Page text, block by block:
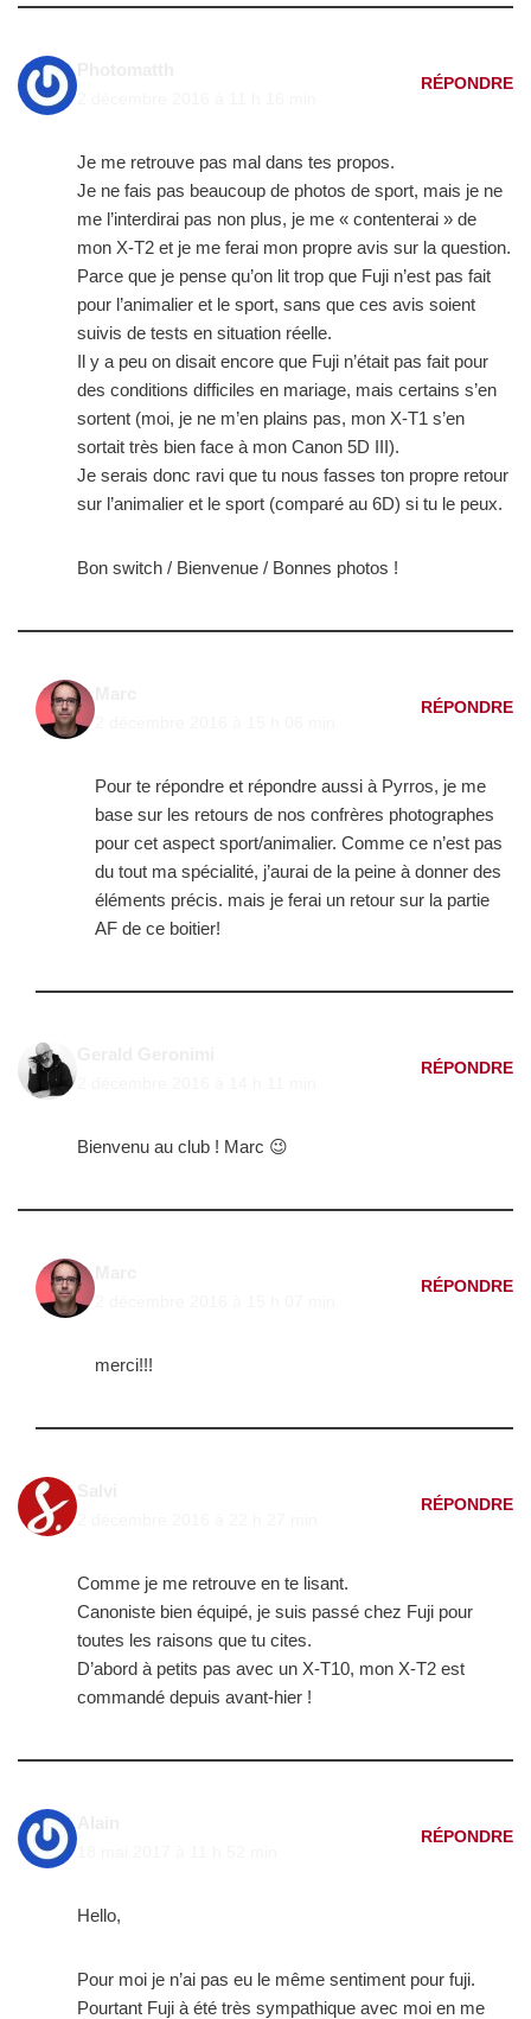
RÉPONDRE
Je me retrouve pas mal dans tes propos.
Je ne fais pas beaucoup de photos de sport, mais je ne
me l’interdirai pas non plus, je me « contenterai » de
mon X-T2 et je me ferai mon propre avis sur la question.
Parce que je pense qu’on lit trop que Fuji n’est pas fait
pour l’animalier et le sport, sans que ces avis soient
suivis de tests en situation réelle.
Il y a peu on disait encore que Fuji n’était pas fait pour
des conditions difficiles en mariage, mais certains s’en
sortent (moi, je ne m’en plains pas, mon X-T1 s’en
sortait très bien face à mon Canon 5D III).
Je serais donc ravi que tu nous fasses ton propre retour
sur l’animalier et le sport (comparé au 6D) si tu le peux.
Bon switch / Bienvenue / Bonnes photos !
RÉPONDRE
Pour te répondre et répondre aussi à Pyrros, je me
base sur les retours de nos confrères photographes
pour cet aspect sport/animalier. Comme ce n’est pas
du tout ma spécialité, j’aurai de la peine à donner des
éléments précis. mais je ferai un retour sur la partie
AF de ce boitier!
RÉPONDRE
Bienvenu au club ! Marc 😉
RÉPONDRE
merci!!!
RÉPONDRE
Comme je me retrouve en te lisant.
Canoniste bien équipé, je suis passé chez Fuji pour
toutes les raisons que tu cites.
D’abord à petits pas avec un X-T10, mon X-T2 est
commandé depuis avant-hier !
RÉPONDRE
Hello,
Pour moi je n’ai pas eu le même sentiment pour fuji.
Pourtant Fuji à été très sympathique avec moi en me